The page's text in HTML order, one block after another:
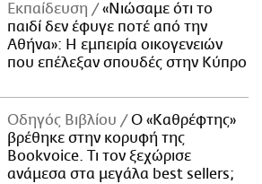
Εκπαίδευση
«Νιώσαμε ότι το
παιδί δεν έφυγε ποτέ από την
Αθήνα»: Η εμπειρία οικογενειών
που επέλεξαν σπουδές στην Κύπρο
Οδηγός Βιβλίου
Ο «Καθρέφτης»
βρέθηκε στην κορυφή της
Bookvoice. Τι τον ξεχώρισε
ανάμεσα στα μεγάλα best sellers;